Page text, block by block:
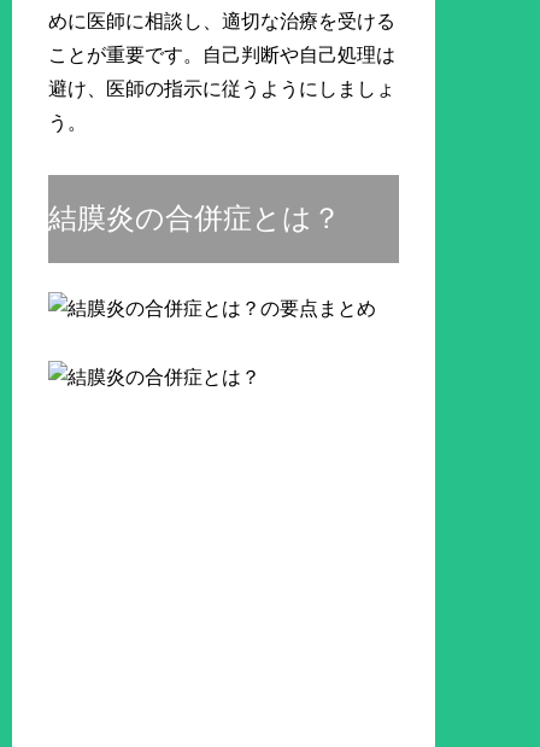
めに医師に相談し、適切な治療を受ける
ことが重要です。自己判断や自己処理は
避け、医師の指示に従うようにしましょ
う。
結膜炎の合併症とは？